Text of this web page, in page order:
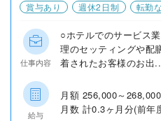
賞与あり
週休2日制 転勤
仕事内容
○ホテルでのサービス
理のセッティングや配
着されたお客様のお出
給与
月額 256,000～
月数 計0.3ヶ月分(前年